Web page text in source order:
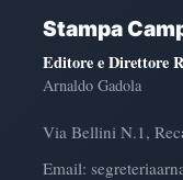
Stampa
Editore e Direttore
Arnaldo Gadola
Via Bellini N.1,
Email: